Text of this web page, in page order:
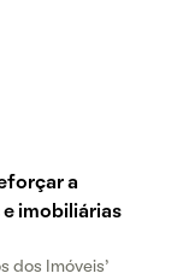
a
imobiliárias
dos Imóveis’